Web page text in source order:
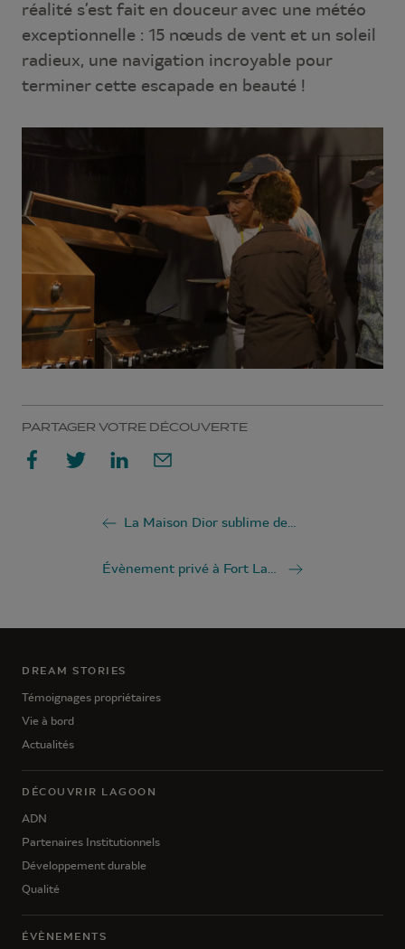
réalité s’est fait en douceur avec une météo
exceptionnelle : 15 nœuds de vent et un soleil
radieux, une navigation incroyable pour
terminer cette escapade en beauté !
PARTAGER VOTRE DÉCOUVERTE
La Maison Dior sublime deux Lagoon
Évènement privé à Fort Lauderdale
DREAM STORIES
Témoignages propriétaires
Vie à bord
Actualités
DÉCOUVRIR LAGOON
ADN
Partenaires Institutionnels
Développement durable
Qualité
ÉVÈNEMENTS